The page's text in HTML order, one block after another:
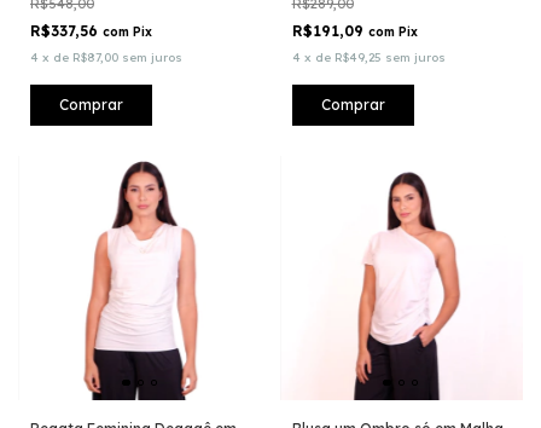
R$548,00
R$337,56 com Pix
4 x de R$87,00 sem juros
Comprar
R$289,00
R$191,09 com Pix
4 x de R$49,25 sem juros
Comprar